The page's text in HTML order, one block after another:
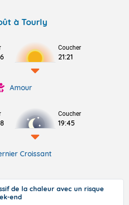
à Tourly
Coucher
21:21
Amour
Coucher
19:45
Croissant
de la chaleur avec un risque
end